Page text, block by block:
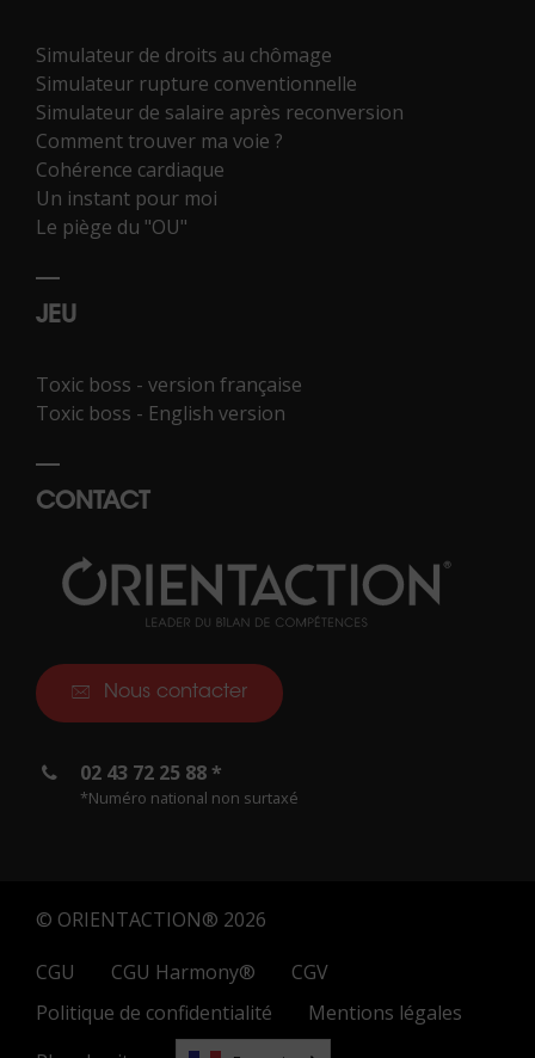
Simulateur de droits au chômage
Simulateur rupture conventionnelle
Simulateur de salaire après reconversion
Comment trouver ma voie ?
Cohérence cardiaque
Un instant pour moi
Le piège du "OU"
JEU
Toxic boss - version française
Toxic boss - English version
CONTACT
Nous contacter
02 43 72 25 88 *
*Numéro national non surtaxé
© ORIENTACTION® 2026
CGU
CGU Harmony®
CGV
Politique de confidentialité
Mentions légales